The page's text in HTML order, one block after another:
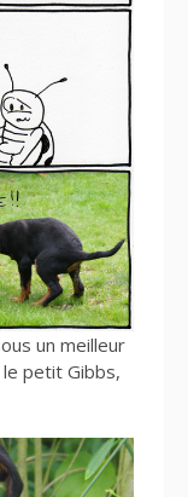
un meilleur
le petit Gibbs,